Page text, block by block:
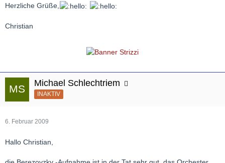
Herzliche Grüße,
Christian
Michael Schlechtriem
INAKTIV
6. Februar 2009
Hallo Christian,